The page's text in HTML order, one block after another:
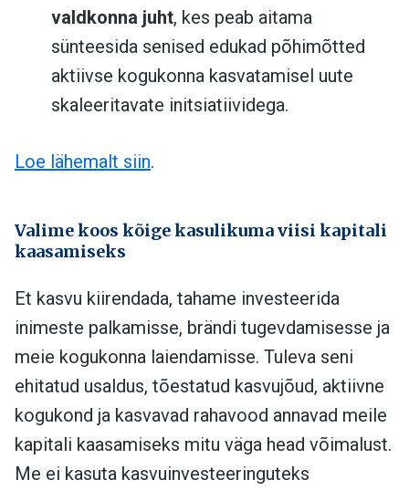
valdkonna juht, kes peab aitama
sünteesida senised edukad põhimõtted
aktiivse kogukonna kasvatamisel uute
skaleeritavate initsiatiividega.
Loe lähemalt siin.
Valime koos kõige kasulikuma viisi kapitali
kaasamiseks
Et kasvu kiirendada, tahame investeerida
inimeste palkamisse, brändi tugevdamisesse ja
meie kogukonna laiendamisse. Tuleva seni
ehitatud usaldus, tõestatud kasvujõud, aktiivne
kogukond ja kasvavad rahavood annavad meile
kapitali kaasamiseks mitu väga head võimalust.
Me ei kasuta kasvuinvesteeringuteks